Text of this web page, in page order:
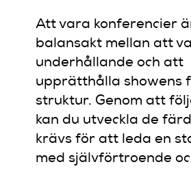
Att vara konferencier
balansakt mellan att
underhållande och att
upprätthålla showens
struktur. Genom att
kan du utveckla de
krävs för att leda en
med självförtroende